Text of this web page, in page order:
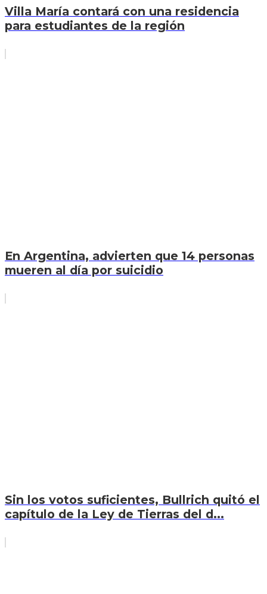
Villa María contará con una residencia
para estudiantes de la región
En Argentina, advierten que 14 personas
mueren al día por suicidio
Sin los votos suficientes, Bullrich quitó el
capítulo de la Ley de Tierras del d...